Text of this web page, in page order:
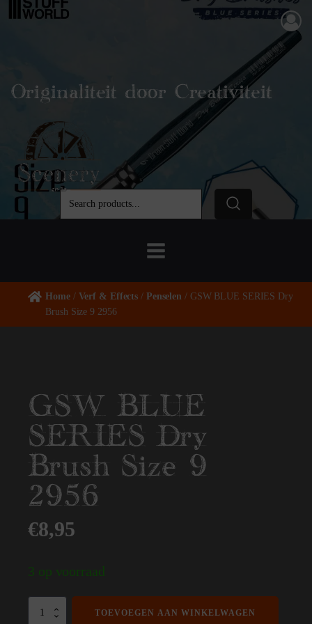
Originaliteit door Creativiteit
Home/ Verf & Effects / Penselen / GSW BLUE SERIES Dry
Brush Size 9 2956
GSW BLUE
SERIES Dry
Brush Size 9
2956
€8,95
3 op voorraad
GSW
TOEVOEGEN AAN WINKELWAGEN